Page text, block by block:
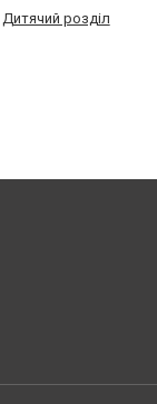
Дитячий розділ